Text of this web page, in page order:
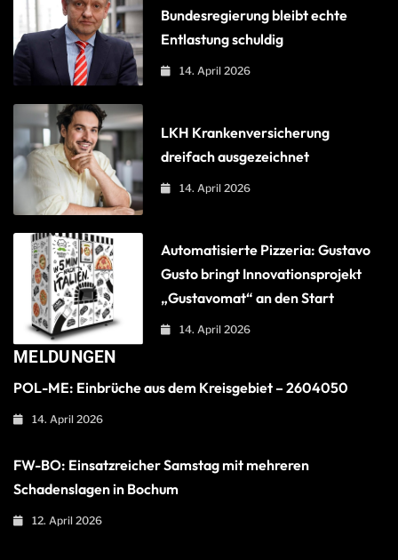
Bundesregierung bleibt echte
Entlastung schuldig
14. April 2026
LKH Krankenversicherung
dreifach ausgezeichnet
14. April 2026
Automatisierte Pizzeria: Gustavo
Gusto bringt Innovationsprojekt
„Gustavomat“ an den Start
14. April 2026
MELDUNGEN
POL-ME: Einbrüche aus dem Kreisgebiet – 2604050
14. April 2026
FW-BO: Einsatzreicher Samstag mit mehreren
Schadenslagen in Bochum
12. April 2026